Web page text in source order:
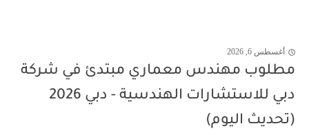
أغسطس 6, 2026
مطلوب مهندس معماري مبتدئ في شركة
دبي للاستشارات الهندسية - دبي 2026
(تحديث اليوم)